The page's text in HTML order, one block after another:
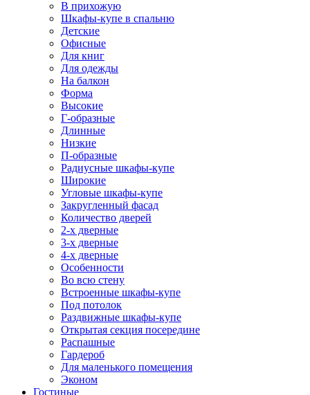
В прихожую
Шкафы-купе в спальню
Детские
Офисные
Для книг
Для одежды
На балкон
Форма
Высокие
Г-образные
Длинные
Низкие
П-образные
Радиусные шкафы-купе
Широкие
Угловые шкафы-купе
Закругленный фасад
Количество дверей
2-х дверные
3-х дверные
4-х дверные
Особенности
Во всю стену
Встроенные шкафы-купе
Под потолок
Раздвижные шкафы-купе
Открытая секция посередине
Распашные
Гардероб
Для маленького помещения
Эконом
Гостиные